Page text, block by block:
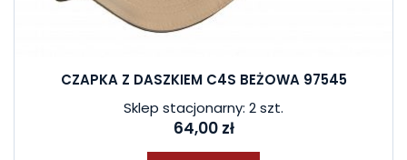
CZAPKA Z DASZKIEM C4S BEŻOWA 97545
Sklep stacjonarny: 2 szt.
64,00 zł